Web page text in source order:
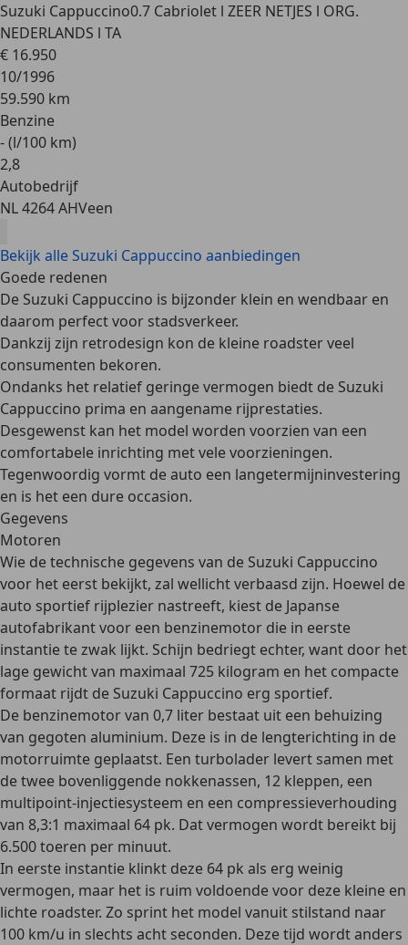
Suzuki Cappuccino0.7 Cabriolet l ZEER NETJES l ORG.
NEDERLANDS l TA
€ 16.950
10/1996
59.590 km
Benzine
- (l/100 km)
2,8
Autobedrijf
NL 4264 AHVeen
Bekijk alle Suzuki Cappuccino aanbiedingen
Goede redenen
De Suzuki Cappuccino is bijzonder klein en wendbaar en
daarom perfect voor stadsverkeer.
Dankzij zijn retrodesign kon de kleine roadster veel
consumenten bekoren.
Ondanks het relatief geringe vermogen biedt de Suzuki
Cappuccino prima en aangename rijprestaties.
Desgewenst kan het model worden voorzien van een
comfortabele inrichting met vele voorzieningen.
Tegenwoordig vormt de auto een langetermijninvestering
en is het een dure occasion.
Gegevens
Motoren
Wie de technische gegevens van de Suzuki Cappuccino
voor het eerst bekijkt, zal wellicht verbaasd zijn. Hoewel de
auto sportief rijplezier nastreeft, kiest de Japanse
autofabrikant voor een benzinemotor die in eerste
instantie te zwak lijkt. Schijn bedriegt echter, want door het
lage gewicht van maximaal 725 kilogram en het compacte
formaat rijdt de Suzuki Cappuccino erg sportief.
De benzinemotor van 0,7 liter bestaat uit een behuizing
van gegoten aluminium. Deze is in de lengterichting in de
motorruimte geplaatst. Een turbolader levert samen met
de twee bovenliggende nokkenassen, 12 kleppen, een
multipoint-injectiesysteem en een compressieverhouding
van 8,3:1 maximaal 64 pk. Dat vermogen wordt bereikt bij
6.500 toeren per minuut.
In eerste instantie klinkt deze 64 pk als erg weinig
vermogen, maar het is ruim voldoende voor deze kleine en
lichte roadster. Zo sprint het model vanuit stilstand naar
100 km/u in slechts acht seconden. Deze tijd wordt anders